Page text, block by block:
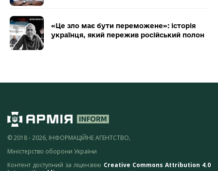
«Це зло має бути переможене»: історія
українця, який пережив російський полон
© 2018 - 2026, ІНФОРМАЦІЙНЕ АГЕНТСТВО,
Міністерство оборони України
Контент доступний за ліцензією Creative Commons Attribution 4.0